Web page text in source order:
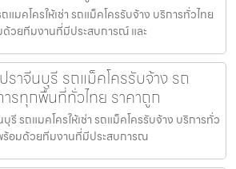
ถแมคโครให้เช่า รถแม็คโครรับจ้าง บริการทั่วไทย
ด้วยทีมงานที่มีประสบการณ์ และ
ราจีนบุรี รถแม็คโครรับจ้าง รถ
ารทุกพื้นที่ทั่วไทย ราคาถูก
รี รถแมคโครให้เช่า รถแม็คโครรับจ้าง บริการทั่ว
ร้อมด้วยทีมงานที่มีประสบการณ